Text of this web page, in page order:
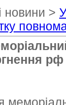
новини >
рф